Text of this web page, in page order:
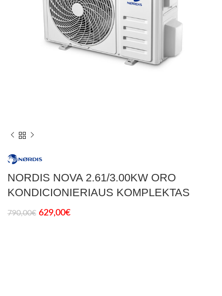
NORDIS NOVA 2.61/3.00KW ORO
KONDICIONIERIAUS KOMPLEKTAS
790,00€ 629,00€